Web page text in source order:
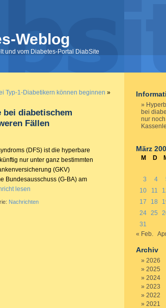
Weblog
und vom Diabetes-Portal DiabSite
Typ-1-Diabetikern können beginnen »
bei diabetischem
Fällen
(DFS) ist die hyperbare
nur unter ganz bestimmten
(GKV)
Bundesausschuss (G-BA) am
lesen
Nachrichten
bei
nur
März
M D
3
4
10
11
17
18
24 25
31
« Feb.
Archiv
2026
2025
2024
2023
2022
2021